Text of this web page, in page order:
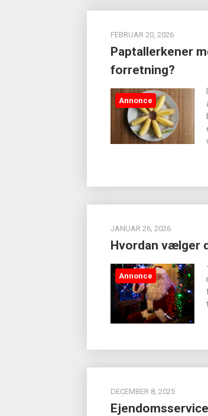
FEBRUAR 20, 2026
Paptallerkener
forretning?
Annonce
JANUAR 26, 2026
Hvordan vælger
Annonce
DECEMBER 8, 2025